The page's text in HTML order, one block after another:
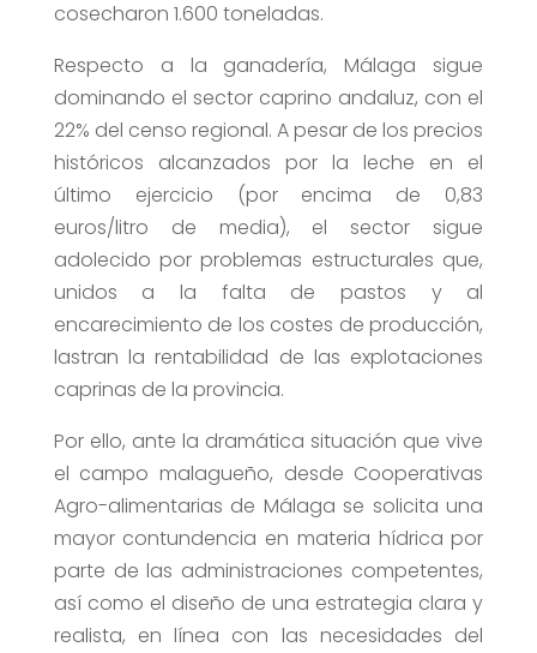
cosecharon 1.600 toneladas.
Respecto a la ganadería, Málaga sigue
dominando el sector caprino andaluz, con el
22% del censo regional. A pesar de los precios
históricos alcanzados por la leche en el
último ejercicio (por encima de 0,83
euros/litro de media), el sector sigue
adolecido por problemas estructurales que,
unidos a la falta de pastos y al
encarecimiento de los costes de producción,
lastran la rentabilidad de las explotaciones
caprinas de la provincia.
Por ello, ante la dramática situación que vive
el campo malagueño, desde Cooperativas
Agro-alimentarias de Málaga se solicita una
mayor contundencia en materia hídrica por
parte de las administraciones competentes,
así como el diseño de una estrategia clara y
realista, en línea con las necesidades del